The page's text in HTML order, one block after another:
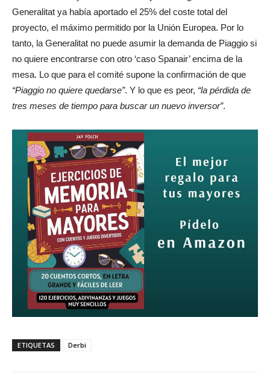
Generalitat ya había aportado el 25% del coste total del
proyecto, el máximo permitido por la Unión Europea. Por lo
tanto, la Generalitat no puede asumir la demanda de Piaggio si
no quiere encontrarse con otro ‘caso Spanair’ encima de la
mesa. Lo que para el comité supone la confirmación de que
“Piaggio no quiere quedarse”. Y lo que es peor, “la pérdida de
tres meses de tiempo para buscar un nuevo inversor”.
ETIQUETAS Derbi